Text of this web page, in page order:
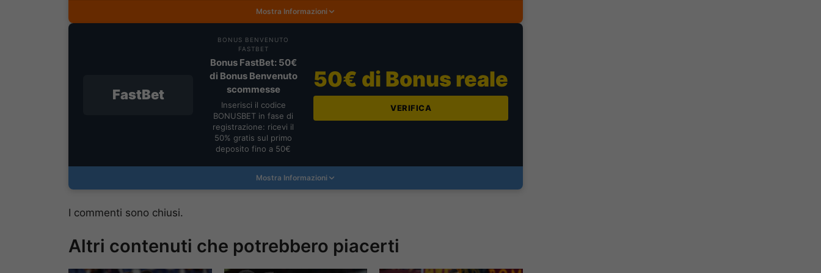
Mostra Informazioni
FastBet
BONUS BENVENUTO
FASTBET
Bonus FastBet: 50€
di Bonus Benvenuto
scommesse
Inserisci il codice
BONUSBET in fase di
registrazione: ricevi il
50% gratis sul primo
deposito fino a 50€
50€ di Bonus reale
VERIFICA
Mostra Informazioni
I commenti sono chiusi.
Altri contenuti che potrebbero piacerti